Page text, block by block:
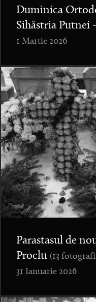
Duminica
Sihăstria Putnei
1 Martie 2026
Parastasul de
Proclu (13
31 Ianuarie 2026